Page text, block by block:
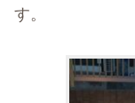
す。